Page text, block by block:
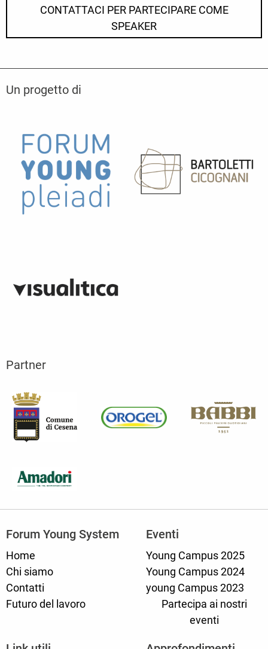
CONTATTACI PER PARTECIPARE COME
SPEAKER
Un progetto di
Partner
Forum Young System
Home
Chi siamo
Contatti
Futuro del lavoro
Eventi
Young Campus 2025
Young Campus 2024
young Campus 2023
Partecipa ai nostri
eventi